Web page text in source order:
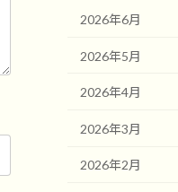
2026年6月
2026年5月
2026年4月
2026年3月
2026年2月